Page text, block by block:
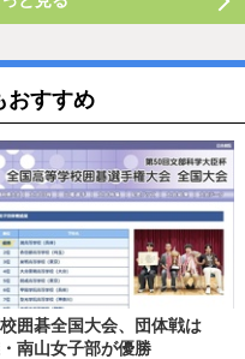
おすすめ
囲碁全国大会、団体戦は
南山女子部が優勝